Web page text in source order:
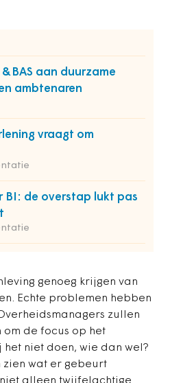
aan duurzame
ambtenaren
vraagt om
BI: de overstap lukt pas
genoeg krijgen van
Echte problemen hebben
zullen
de focus op het
het niet doen, wie dan wel?
zien wat er gebeurt
alleen twijfelachtige